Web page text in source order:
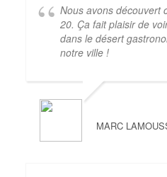
Nous avons découvert
20. Ça fait plaisir de
dans le désert
notre ville !
MARC